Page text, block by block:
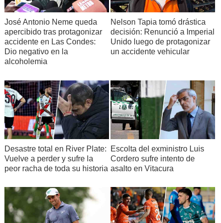
José Antonio Neme queda
apercibido tras protagonizar
accidente en Las Condes:
Dio negativo en la
alcoholemia
Nelson Tapia tomó drástica
decisión: Renunció a Imperial
Unido luego de protagonizar
un accidente vehicular
Desastre total en River Plate:
Vuelve a perder y sufre la
peor racha de toda su historia
Escolta del exministro Luis
Cordero sufre intento de
asalto en Vitacura